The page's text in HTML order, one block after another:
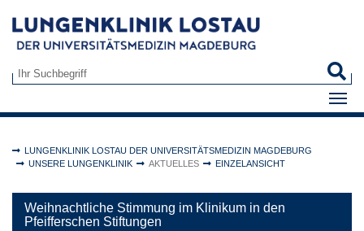
Suchformular
Sie sind hier:
LUNGENKLINIK LOSTAU DER UNIVERSITÄTSMEDIZIN MAGDEBURG
UNSERE LUNGENKLINIK
AKTUELLES EINZELANSICHT
Weihnachtliche Stimmung im Klinikum in den
Pfeifferschen Stiftungen